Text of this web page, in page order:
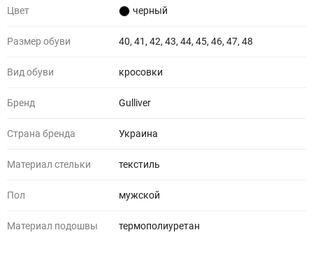
Цвет черный
Размер обуви 40, 41, 42, 43, 44, 45, 46, 47, 48
Вид обуви кросовки
Бренд Gulliver
Страна бренда Украина
Материал стельки текстиль
Пол мужской
Материал подошвы термополиуретан